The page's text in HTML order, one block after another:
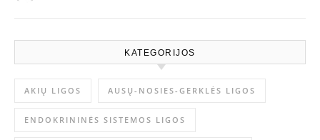
KATEGORIJOS
AKIŲ LIGOS AUSŲ-NOSIES-GERKLĖS LIGOS
ENDOKRININĖS SISTEMOS LIGOS